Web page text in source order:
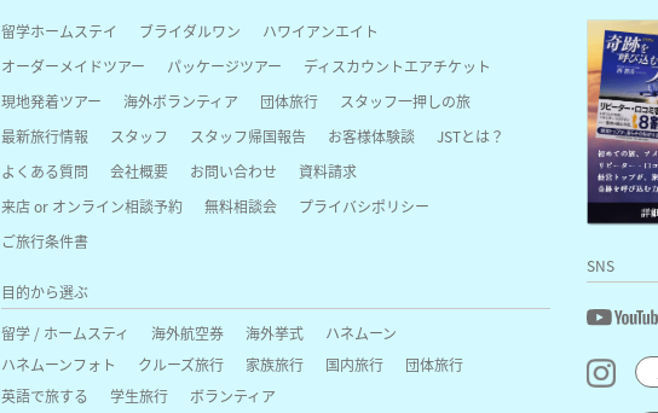
留学ホームステイ ブライダルワン
ハワイアンエイト
オーダーメイドツアー
パッケージツアー
ディスカウントエアチケット
現地発着ツアー
海外ボランティア 団体旅行
スタッフ一押しの旅
最新旅行情報
スタッフ スタッフ帰国報告 お客様体験談
JSTとは？
よくある質問
会社概要 お問い合わせ
資料請求
来店 or オンライン相談予約
無料相談会
プライバシポリシー
ご旅行条件書
目的から選ぶ
留学 / ホームスティ
海外航空券 海外挙式
ハネムーン
ハネムーンフォト
クルーズ旅行 家族旅行 国内旅行
団体旅行
英語で旅する
学生旅行 ボランティア
SNS